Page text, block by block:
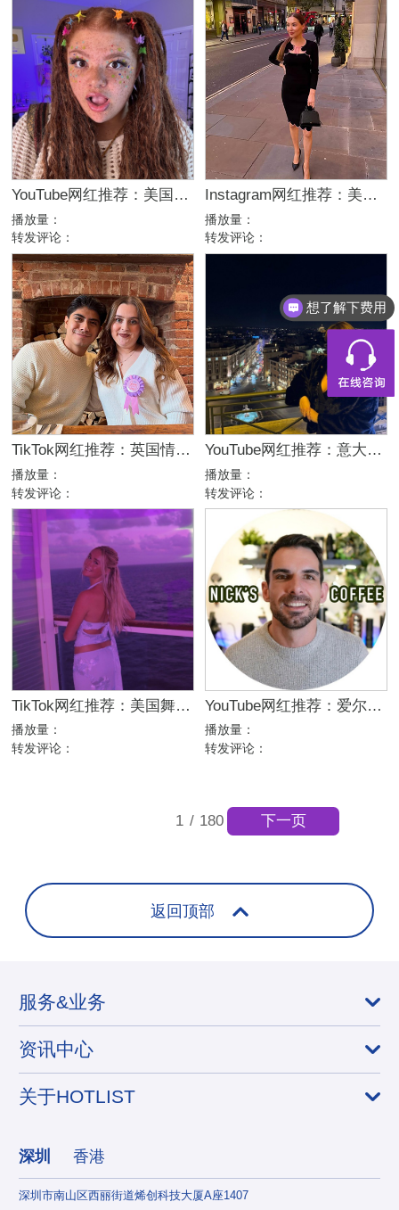
YouTube网红推荐：美国生活方式Vlog博主，200万粉家庭达人合作
播放量：
转发评论：
Instagram网红推荐：美国美妆护肤博主，46万粉幽默科普达人合作
播放量：
转发评论：
TikTok网红推荐：英国情侣生活旅行博主，互动挑战达人合作
播放量：
转发评论：
YouTube网红推荐：意大利家庭生活美妆护肤尾部博主
播放量：
转发评论：
TikTok网红推荐：美国舞蹈美女娱乐达人资源
播放量：
转发评论：
YouTube网红推荐：爱尔兰咖啡设备测评博主
播放量：
转发评论：
1 / 180 下一页
返回顶部
服务&业务
资讯中心
关于HOTLIST
深圳 香港
深圳市南山区西丽街道烯创科技大厦A座1407
想了解下费用